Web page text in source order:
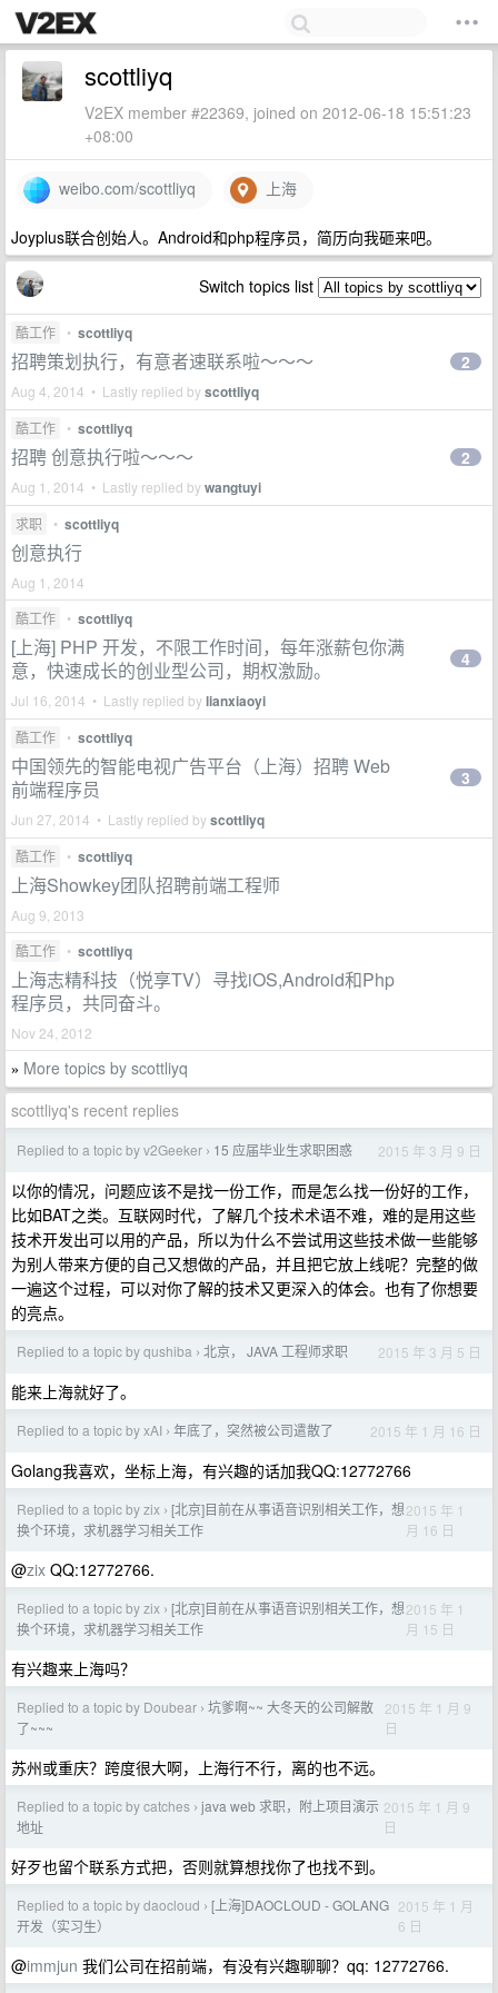
scottliyq
V2EX member #22369, joined on 2012-06-18 15:51:23
+08:00
weibo.com/scottliyq 上海
Joyplus联合创始人。Android和php程序员，简历向我砸来吧。
Switch topics list
酷工作 • scottliyq
招聘策划执行，有意者速联系啦～～～
Aug 4, 2014 • Lastly replied byscottliyq
2
酷工作 • scottliyq
招聘 创意执行啦～～～
Aug 1, 2014 • Lastly replied bywangtuyi
2
求职 • scottliyq
创意执行
Aug 1, 2014
酷工作
• scottliyq
[上海] PHP 开发，不限工作时间，每年涨薪包你满
意，快速成长的创业型公司，期权激励。
Jul 16, 2014 • Lastly replied bylianxiaoyi
4
酷工作 • scottliyq
中国领先的智能电视广告平台（上海）招聘 Web
前端程序员
Jun 27, 2014 • Lastly replied byscottliyq
3
酷工作 • scottliyq
上海Showkey团队招聘前端工程师
Aug 9, 2013
酷工作
• scottliyq
上海志精科技（悦享TV）寻找iOS,Android和Php
程序员，共同奋斗。
Nov 24, 2012
» More topics by scottliyq
scottliyq's recent replies
Replied to a topic by v2Geeker › 15 应届毕业生求职困惑 2015 年 3 月 9 日
以你的情况，问题应该不是找一份工作，而是怎么找一份好的工作，
比如BAT之类。互联网时代，了解几个技术术语不难，难的是用这些
技术开发出可以用的产品，所以为什么不尝试用这些技术做一些能够
为别人带来方便的自己又想做的产品，并且把它放上线呢？完整的做
一遍这个过程，可以对你了解的技术又更深入的体会。也有了你想要
的亮点。
Replied to a topic by qushiba › 北京， JAVA 工程师求职 2015 年 3 月 5 日
能来上海就好了。
Replied to a topic by xAI › 年底了，突然被公司遣散了 2015 年 1 月 16 日
Golang我喜欢，坐标上海，有兴趣的话加我QQ:12772766
Replied to a topic by zix › [北京]目前在从事语音识别相关工作，想
换个环境，求机器学习相关工作
2015 年 1
月 16 日
@zix QQ:12772766.
Replied to a topic by zix › [北京]目前在从事语音识别相关工作，想
换个环境，求机器学习相关工作
2015 年 1
月 15 日
有兴趣来上海吗？
Replied to a topic by Doubear › 坑爹啊~~ 大冬天的公司解散
了~~~
2015 年 1 月 9
日
苏州或重庆？跨度很大啊，上海行不行，离的也不远。
Replied to a topic by catches › java web 求职，附上项目演示
地址
2015 年 1 月 9
日
好歹也留个联系方式把，否则就算想找你了也找不到。
Replied to a topic by daocloud › [上海]DAOCLOUD - GOLANG
开发（实习生）
2015 年 1 月
6 日
@immjun 我们公司在招前端，有没有兴趣聊聊？qq: 12772766.